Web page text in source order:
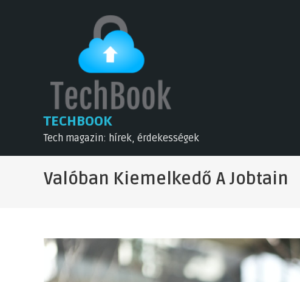
TECHBOOK
Tech magazin: hírek, érdekességek
Valóban Kiemelkedő A Jobtain